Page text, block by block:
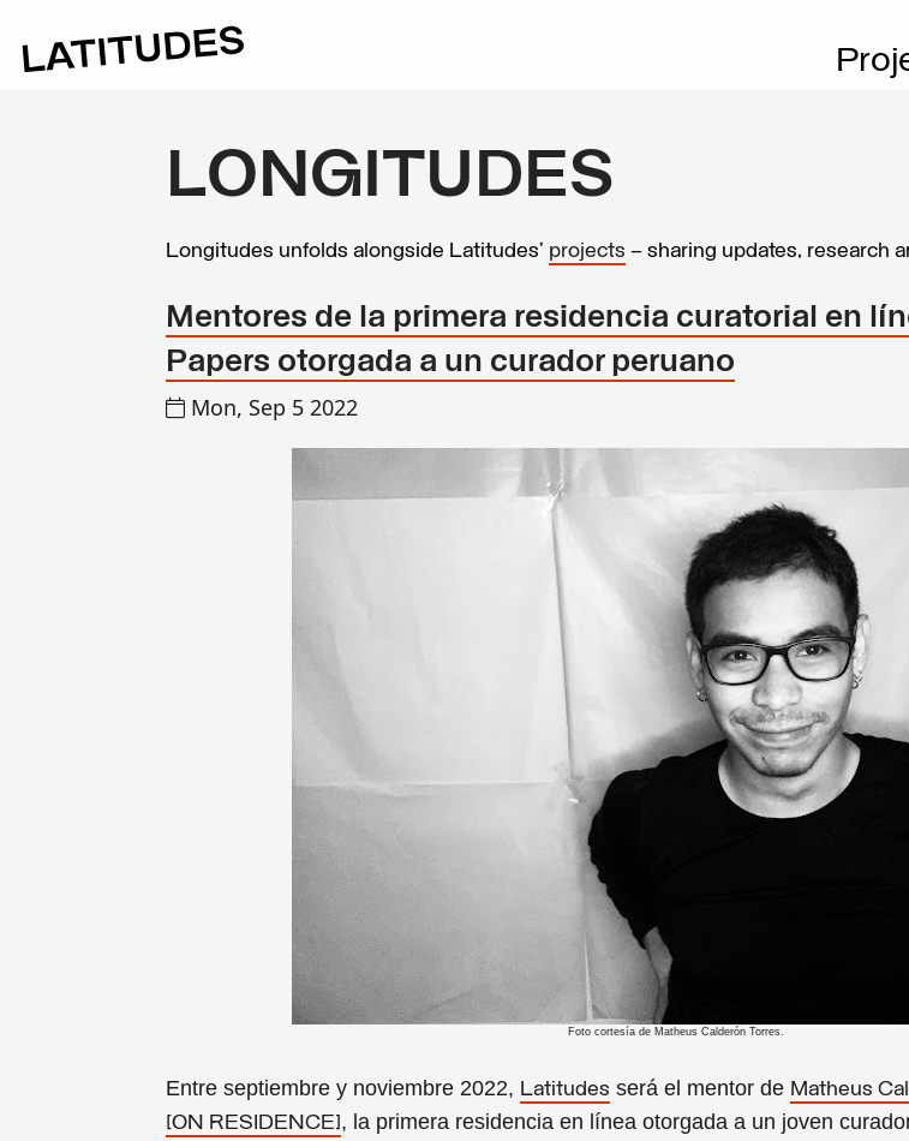
LONGITUDES
Longitudes unfolds alongside Latitudes’ projects – sharing updates, research
Mentores de la primera residencia curatorial en
Papers otorgada a un curador peruano
Mon, Sep 5 2022
Foto cortesía de Matheus Calderón Torres.
Entre septiembre y noviembre 2022, Latitudes será el mentor de Matheus
[ON RESIDENCE], la primera residencia en línea otorgada a un joven